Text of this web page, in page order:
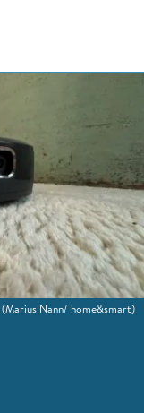
(Marius Nann/ home&smart)